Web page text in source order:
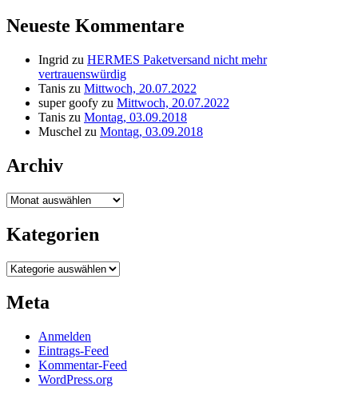
Neueste Kommentare
Ingrid zu HERMES Paketversand nicht mehr
vertrauenswürdig
Tanis zu Mittwoch, 20.07.2022
super goofy zu Mittwoch, 20.07.2022
Tanis zu Montag, 03.09.2018
Muschel zu Montag, 03.09.2018
Archiv
Archiv
Kategorien
Kategorien
Meta
Anmelden
Eintrags-Feed
Kommentar-Feed
WordPress.org